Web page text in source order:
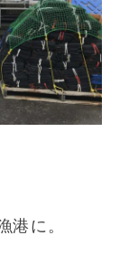
に。